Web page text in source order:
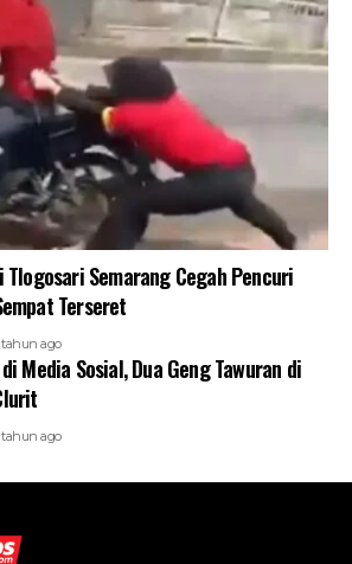
Semarang Cegah Pencuri
Terseret
tahun ago
Media Sosial, Dua Geng Tawuran di
tahun ago